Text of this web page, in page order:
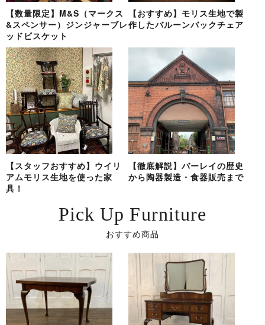
【数量限定】M&S（マークス
&スペンサー）ジンジャーブレ
ッドビスケット
【おすすめ】モリス生地で製
作したバルーンバックチェア
【スタッフおすすめ】ウイリ
アムモリス生地を使った家
具！
【徹底解説】バーレイの歴史
から陶器製造・食器販売まで
Pick Up Furniture
おすすめ商品